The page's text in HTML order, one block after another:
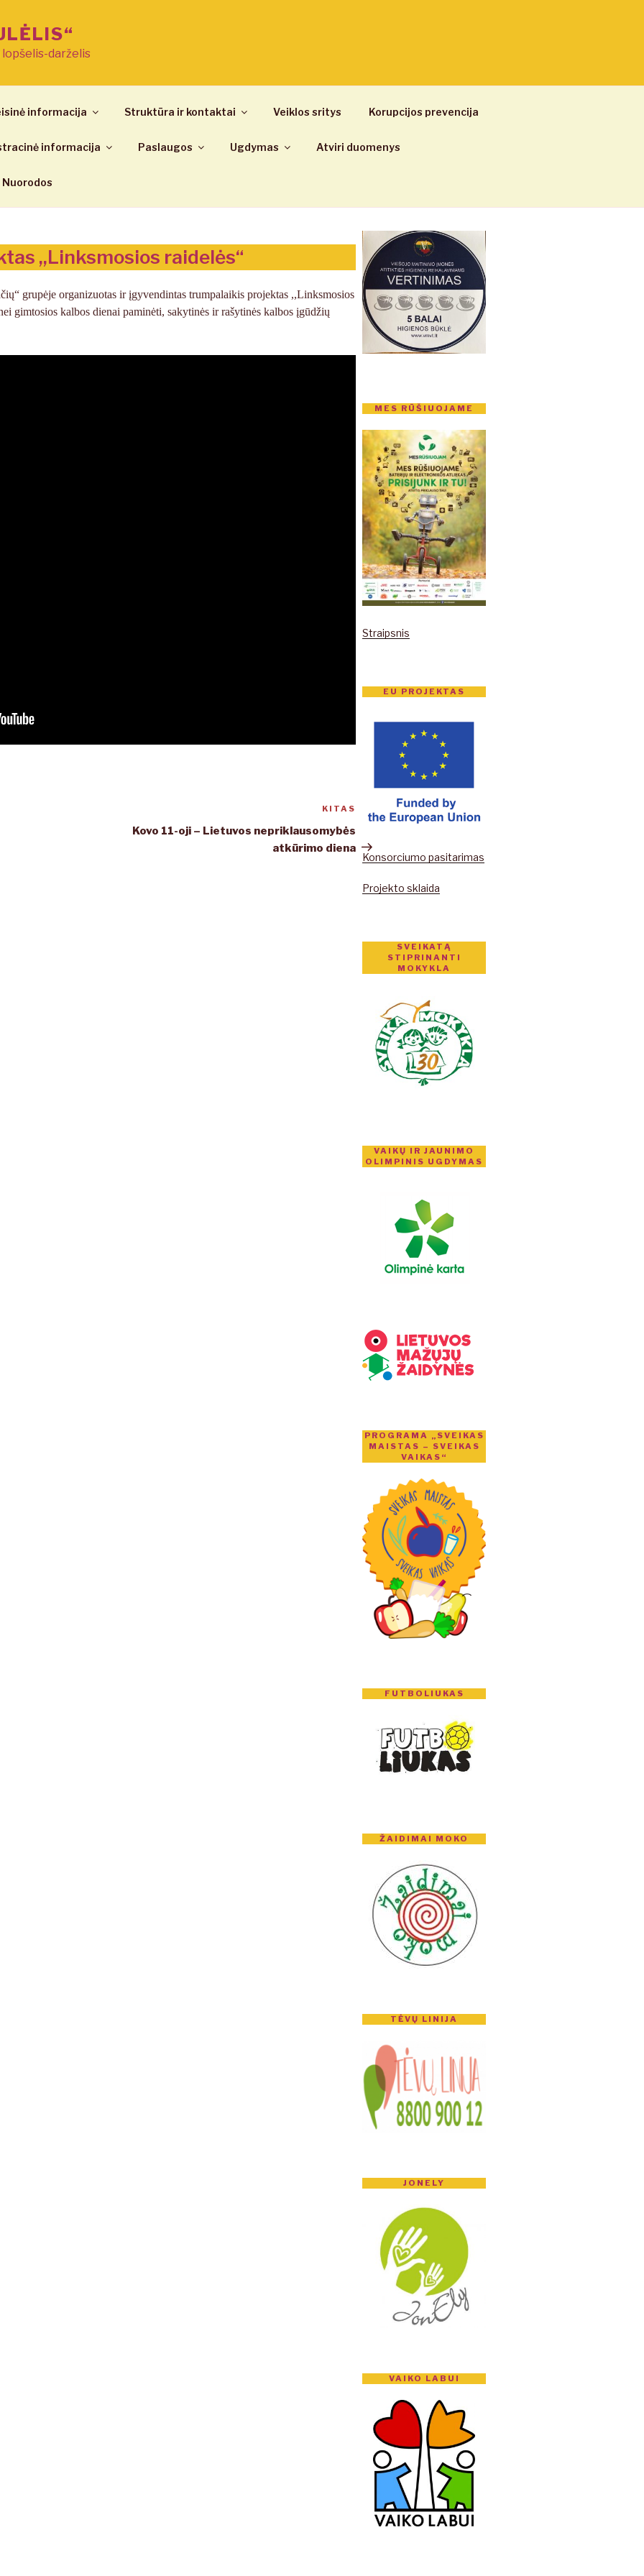
lopšelis-darželis
informacija Struktūra ir kontaktai Veiklos sritys Korupcijos prevencija
informacija Paslaugos Ugdymas Atviri duomenys
Nuorodos
,,Linksmosios raidelės“
grupėje organizuotas ir įgyvendintas trumpalaikis projektas ,,Linksmosios
gimtosios kalbos dienai paminėti, sakytinės ir rašytinės kalbos įgūdžių
Kitas
KITAS
Kovo 11-oji – Lietuvos nepriklausomybės
atkūrimo diena
MES RŪŠIUOJAME
Straipsnis
EU PROJEKTAS
Konsorciumo pasitarimas
Projekto sklaida
SVEIKATĄ
STIPRINANTI
MOKYKLA
VAIKŲ IR JAUNIMO
OLIMPINIS UGDYMAS
PROGRAMA „SVEIKAS
MAISTAS – SVEIKAS
VAIKAS“
FUTBOLIUKAS
ŽAIDIMAI MOKO
TĖVŲ LINIJA
JONELY
VAIKO LABUI